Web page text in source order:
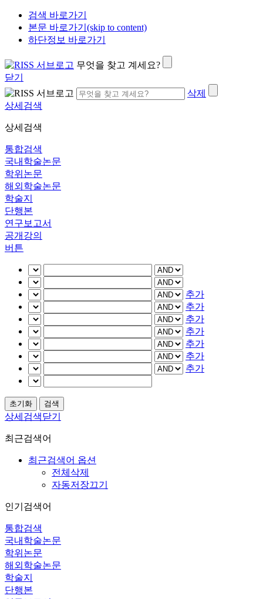
검색 바로가기
본문 바로가기(skip to content)
하단정보 바로가기
무엇을 찾고 계세요?
닫기
삭제
상세검색
상세검색
통합검색
국내학술논문
학위논문
해외학술논문
학술지
단행본
연구보고서
공개강의
버튼
추가
추가
추가
추가
추가
추가
추가
상세검색닫기
최근검색어
최근검색어 옵션
전체삭제
자동저장끄기
인기검색어
통합검색
국내학술논문
학위논문
해외학술논문
학술지
단행본